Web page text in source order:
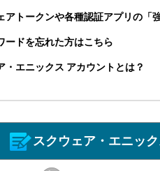
アトークンや各種認証アプリの「
ードを忘れた方はこちら
・エニックス アカウントとは？
スクウェア・エニッ